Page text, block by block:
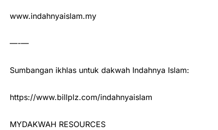
www.indahnyaislam.my
—-—
Sumbangan ikhlas untuk dakwah Indahnya Islam:
https://www.billplz.com/indahnyaislam
MYDAKWAH RESOURCES